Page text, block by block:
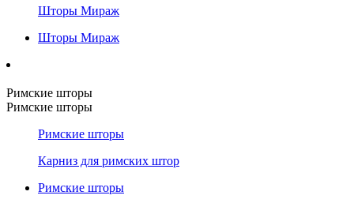
Шторы Мираж
Шторы Мираж
Римские шторы
Римские шторы
Римские шторы
Карниз для римских штор
Римские шторы